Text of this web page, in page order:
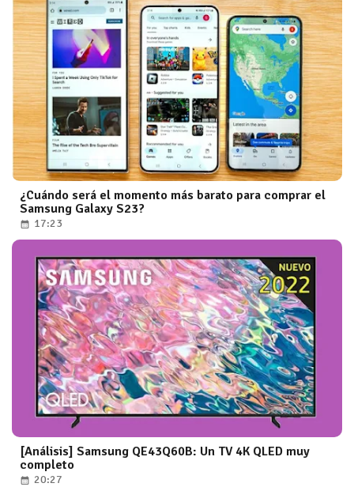
¿Cuándo será el momento más barato para comprar el
Samsung Galaxy S23?
17:23
[Análisis] Samsung QE43Q60B: Un TV 4K QLED muy
completo
20:27